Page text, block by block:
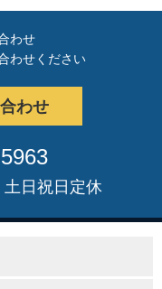
わせ
わせください
わせ
土日祝日定休